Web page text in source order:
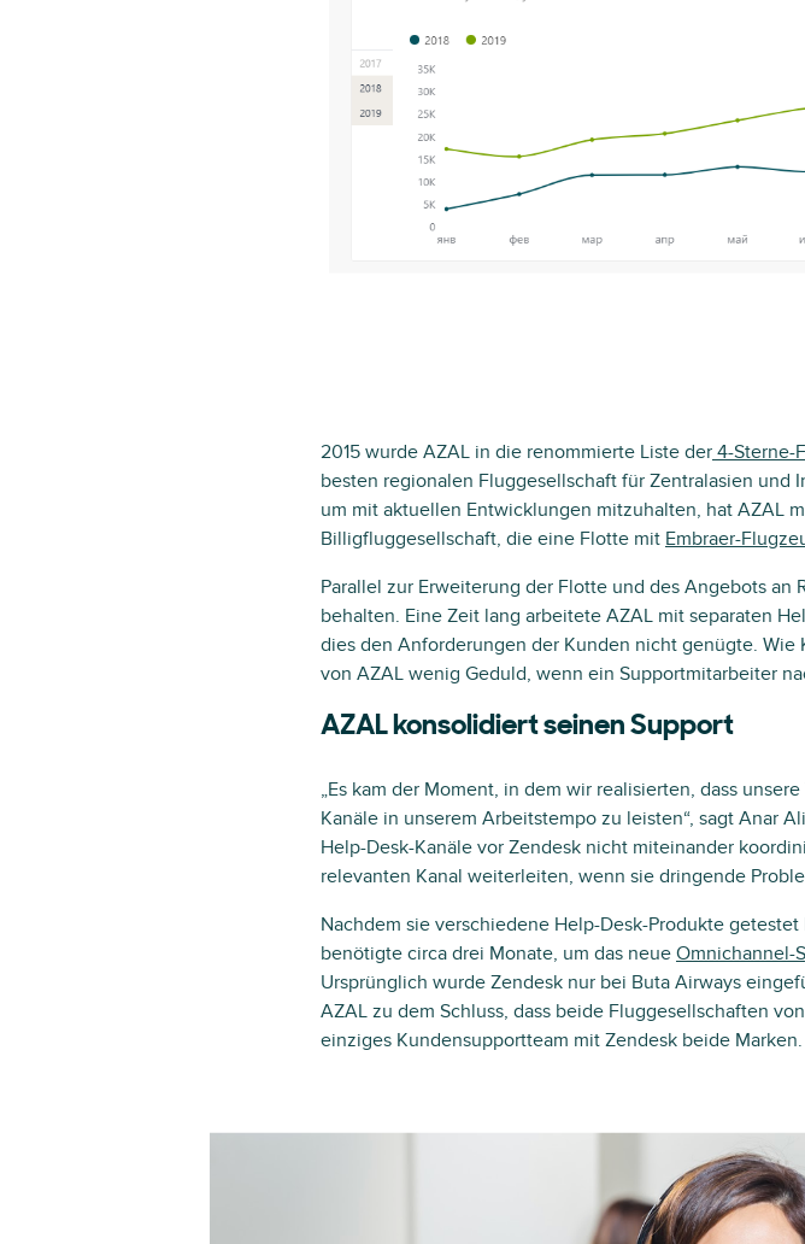
2015 wurde AZAL in die renommierte Liste der 4-Sterne-
besten regionalen Fluggesellschaft für Zentralasien
um mit aktuellen Entwicklungen mitzuhalten, hat AZAL
Billigfluggesellschaft, die eine Flotte mit Embraer-
Parallel zur Erweiterung der Flotte und des Angebots
behalten. Eine Zeit lang arbeitete AZAL mit separaten
dies den Anforderungen der Kunden nicht genügte.
von AZAL wenig Geduld, wenn ein Supportmitarbeiter
AZAL konsolidiert seinen Support
„Es kam der Moment, in dem wir realisierten, dass
Kanäle in unserem Arbeitstempo zu leisten“, sagt Anar
Help-Desk-Kanäle vor Zendesk nicht miteinander
relevanten Kanal weiterleiten, wenn sie dringende
Nachdem sie verschiedene Help-Desk-Produkte
benötigte circa drei Monate, um das neue Omnichannel-
Ursprünglich wurde Zendesk nur bei Buta Airways
AZAL zu dem Schluss, dass beide Fluggesellschaften
einziges Kundensupportteam mit Zendesk beide Marken.